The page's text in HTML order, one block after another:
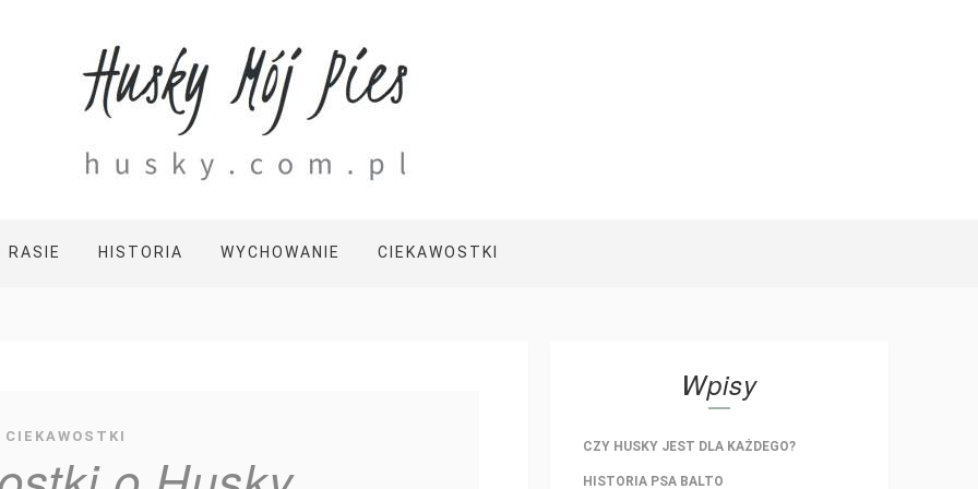
RASIE HISTORIA WYCHOWANIE CIEKAWOSTKI
CIEKAWOSTKI
Wpisy
CZY HUSKY JEST DLA KAŻDEGO?
HISTORIA PSA BALTO